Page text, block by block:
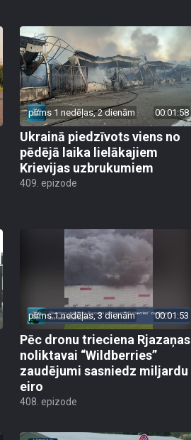
pirms 1 nedēļas, 2 dienām 00:01:58
Ukrainā piedzīvots viens no
pēdējā laika lielākajiem
Krievijas uzbrukumiem
409. epizode
pirms 1 nedēļas, 3 dienām 00:01:53
Pēc dronu trieciena Rjazaņas
noliktavai “Wildberries”
zaudējumi sasniedz miljardu
eiro
408. epizode